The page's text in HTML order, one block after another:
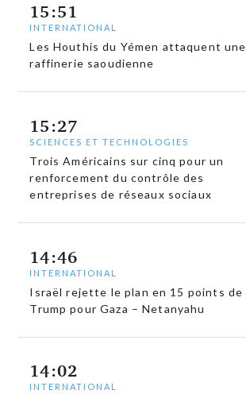
15:51
INTERNATIONAL
Les Houthis du Yémen attaquent une
raffinerie saoudienne
15:27
SCIENCES ET TECHNOLOGIES
Trois Américains sur cinq pour un
renforcement du contrôle des
entreprises de réseaux sociaux
14:46
INTERNATIONAL
Israël rejette le plan en 15 points de
Trump pour Gaza – Netanyahu
14:02
INTERNATIONAL